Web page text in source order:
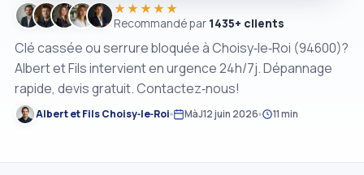
Clé cassée ou serrure bloquée à Choisy‑le‑Roi (94600)?
Albert et Fils intervient en urgence 24h/7j. Dépannage
rapide, devis gratuit. Contactez‑nous!
Albert et Fils Choisy‑le‑Roi MàJ12 juin 2026 11 min
★★★★★
Recommandé par 1435+ clients